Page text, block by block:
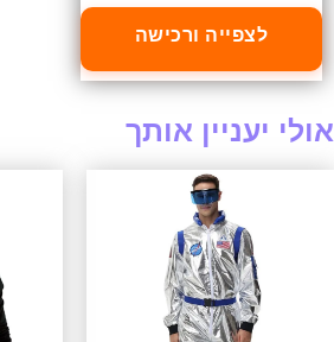
לצפייה ורכישה
אולי יעניין אותך